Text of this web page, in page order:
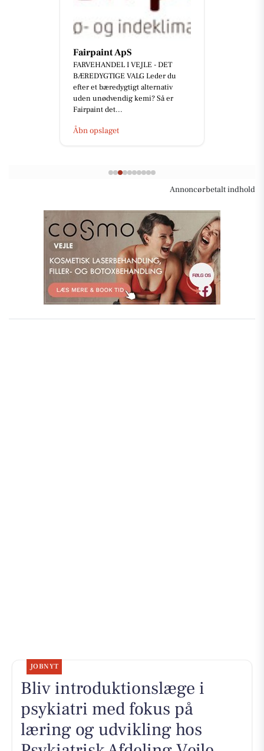
Fairpaint ApS
FARVEHANDEL I VEJLE - DET
BÆREDYGTIGE VALG Leder du
efter et bæredygtigt alternativ
uden unødvendig kemi? Så er
Fairpaint det...
Åbn opslaget
Annoncørbetalt indhold
JOBNYT
Bliv introduktionslæge i
psykiatri med fokus på
læring og udvikling hos